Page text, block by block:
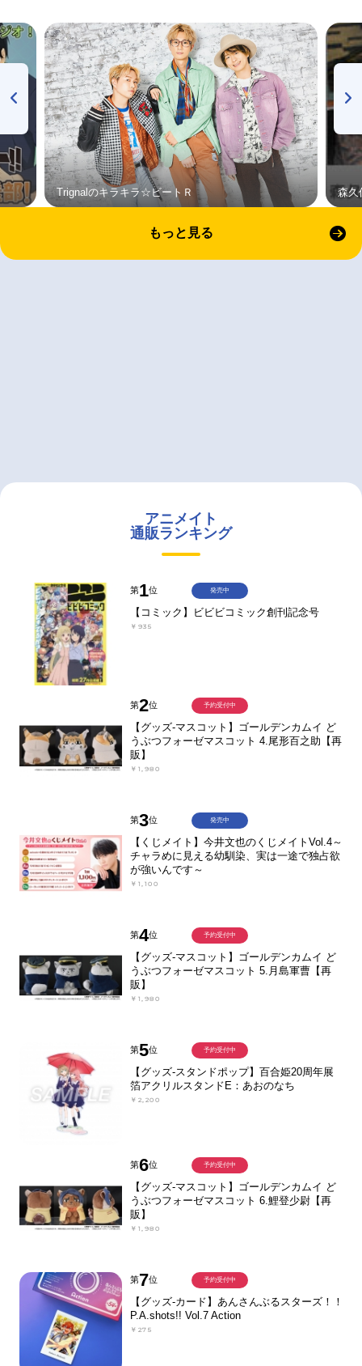
Trignalのキラキラ☆ビートＲ 森久
もっと見る
アニメイト
通販ランキング
第1位
【コミック】ビビビコミック創刊記念号
￥935
発売中
第2位
【グッズ-マスコット】ゴールデンカムイ ど
うぶつフォーゼマスコット 4.尾形百之助【再
販】
￥1,980
予約受付中
第3位
【くじメイト】今井文也のくじメイトVol.4～
チャラめに見える幼馴染、実は一途で独占欲
が強いんです～
￥1,100
発売中
第4位
【グッズ-マスコット】ゴールデンカムイ ど
うぶつフォーゼマスコット 5.月島軍曹【再
販】
￥1,980
予約受付中
第5位
【グッズ-スタンドポップ】百合姫20周年展
箔アクリルスタンドE：あおのなち
￥2,200
予約受付中
第6位
【グッズ-マスコット】ゴールデンカムイ ど
うぶつフォーゼマスコット 6.鯉登少尉【再
販】
￥1,980
予約受付中
第7位
【グッズ-カード】あんさんぶるスターズ！！
P.A.shots!! Vol.7 Action
￥275
予約受付中